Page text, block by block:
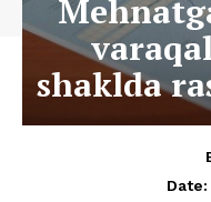
shaklda
Date: